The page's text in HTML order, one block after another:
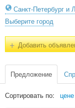
Санкт-Петербург и
Выберите город
+Добавить
Предложение
Сортировать по: цене